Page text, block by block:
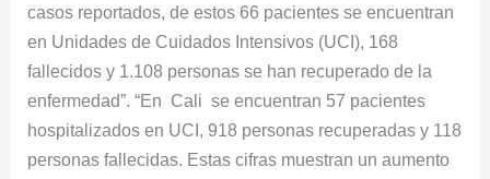
casos reportados, de estos 66 pacientes se encuentran
en Unidades de Cuidados Intensivos (UCI), 168
fallecidos y 1.108 personas se han recuperado de la
enfermedad”. “En Cali se encuentran 57 pacientes
hospitalizados en UCI, 918 personas recuperadas y 118
personas fallecidas. Estas cifras muestran un aumento